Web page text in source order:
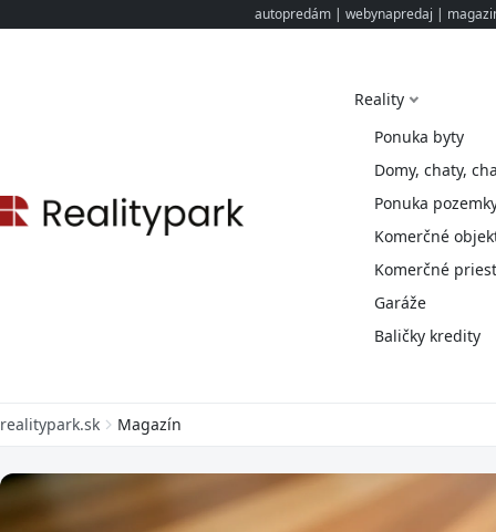
autopredám| webynapredaj |
Reality
Ponuka byty
Domy, chaty,
Ponuka
Komerčné
Komerčné
Garáže
Baličky kredity
realitypark.sk Magazín